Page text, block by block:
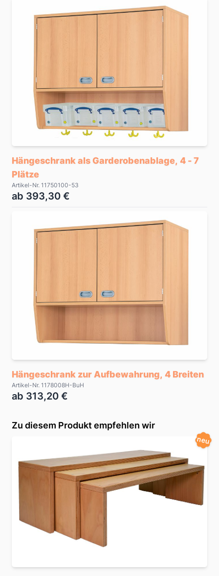
Hängeschrank als Garderobenablage, 4 - 7
Plätze
Artikel-Nr. 11750100-53
ab 393,30 €
Hängeschrank zur Aufbewahrung, 4 Breiten
Artikel-Nr. 1178008H-BuH
ab 313,20 €
Zu diesem Produkt empfehlen wir
neu